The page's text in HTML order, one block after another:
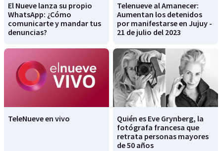
El Nueve lanza su propio
WhatsApp: ¿Cómo
comunicarte y mandar tus
denuncias?
Telenueve al Amanecer:
Aumentan los detenidos
por manifestarse en Jujuy -
21 de julio del 2023
TeleNueve en vivo
Quién es Eve Grynberg, la
fotógrafa francesa que
retrata personas mayores
de 50 años